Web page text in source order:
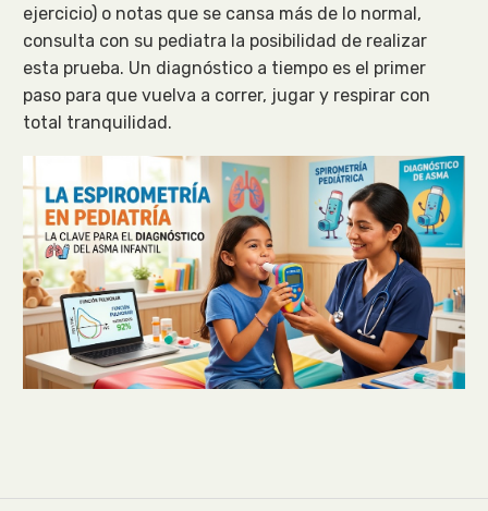
ejercicio) o notas que se cansa más de lo normal,
consulta con su pediatra la posibilidad de realizar
esta prueba. Un diagnóstico a tiempo es el primer
paso para que vuelva a correr, jugar y respirar con
total tranquilidad.